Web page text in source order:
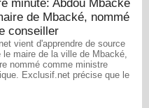
minute: Abdou Mbacke
de Mbacké, nommé
conseiller
vient d'apprendre de source
le maire de la ville de Mbacké,
nommé comme ministre
Exclusif.net précise que le